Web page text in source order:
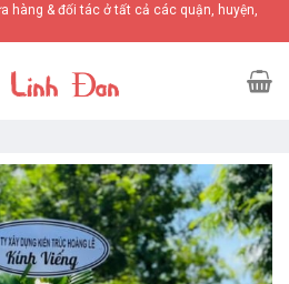
hàng & đối tác ở tất cả các quận, huyện,